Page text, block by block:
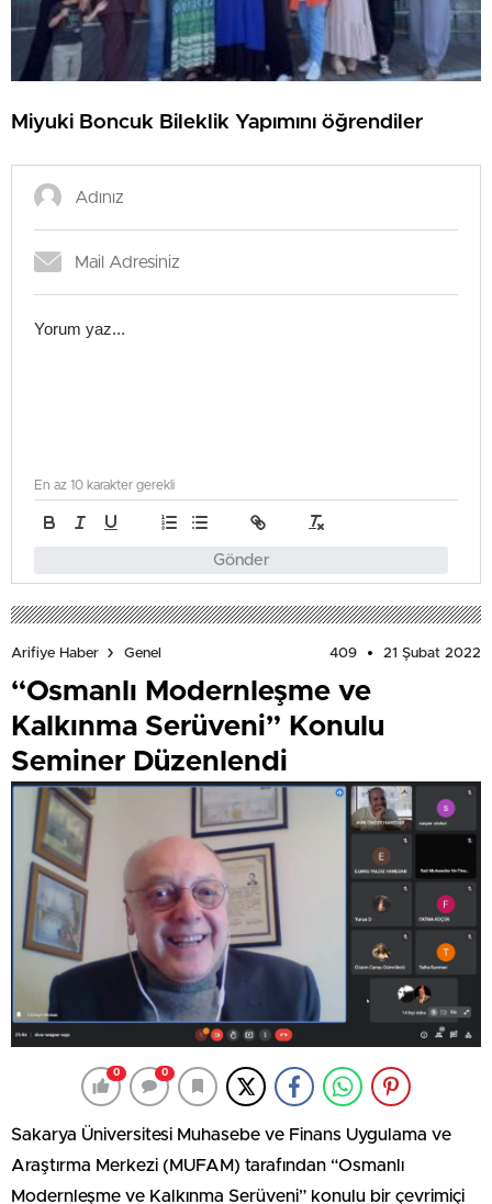
Miyuki Boncuk Bileklik Yapımını öğrendiler
Gönder
En az 10 karakter gerekli
Arifiye Haber Genel 409 21 Şubat 2022
“Osmanlı Modernleşme ve
Kalkınma Serüveni” Konulu
Seminer Düzenlendi
0 0
Sakarya Üniversitesi Muhasebe ve Finans Uygulama ve
Araştırma Merkezi (MUFAM) tarafından “Osmanlı
Modernleşme ve Kalkınma Serüveni” konulu bir çevrimiçi